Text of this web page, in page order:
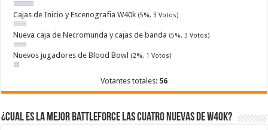
Cajas de Inicio y Escenografia W40k (5%, 3 Votos)
Nueva caja de Necromunda y cajas de banda (5%, 3 Votos)
Nuevos jugadores de Blood Bowl (2%, 1 Votos)
Votantes totales: 56
¿Cual es la mejor Battleforce las cuatro nuevas de W40k?